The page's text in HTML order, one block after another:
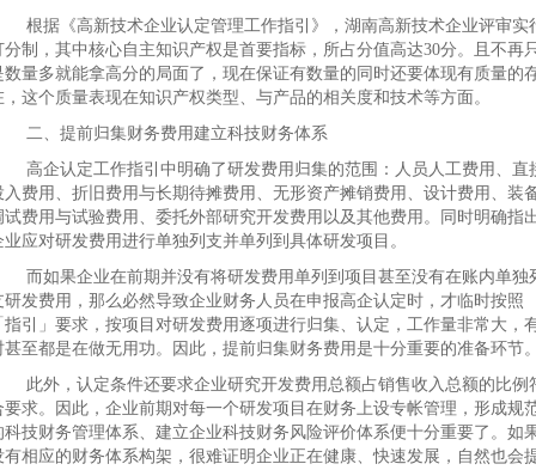
根据《高新技术企业认定管理工作指引》，湖南高新技术企业评审实
分制，其中核心自主知识产权是首要指标，所占分值高达30分。且不再
数量多就能拿高分的局面了，现在保证有数量的同时还要体现有质量的
，这个质量表现在知识产权类型、与产品的相关度和技术等方面。
二、提前归集财务费用建立科技财务体系
高企认定工作指引中明确了研发费用归集的范围：人员人工费用、直
入费用、折旧费用与长期待摊费用、无形资产摊销费用、设计费用、装
试费用与试验费用、委托外部研究开发费用以及其他费用。同时明确指
业应对研发费用进行单独列支并单列到具体研发项目。
而如果企业在前期并没有将研发费用单列到项目甚至没有在账内单独
研发费用，那么必然导致企业财务人员在申报高企认定时，才临时按照
指引」要求，按项目对研发费用逐项进行归集、认定，工作量非常大，
甚至都是在做无用功。因此，提前归集财务费用是十分重要的准备环节
此外，认定条件还要求企业研究开发费用总额占销售收入总额的比例
要求。因此，企业前期对每一个研发项目在财务上设专帐管理，形成规
科技财务管理体系、建立企业科技财务风险评价体系便十分重要了。如
有相应的财务体系构架，很难证明企业正在健康、快速发展，自然也会